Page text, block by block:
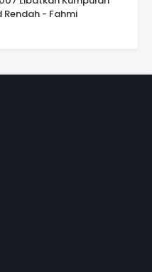
Rendah - Fahmi